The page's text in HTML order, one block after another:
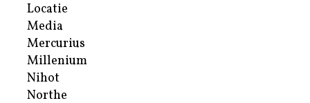
Locatie
Media
Mercurius
Millenium
Nihot
Northe